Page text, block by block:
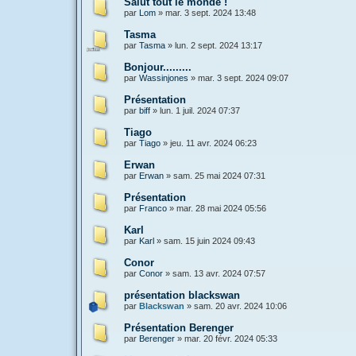
par Lom » mar. 3 sept. 2024 13:48
Tasma
par Tasma » lun. 2 sept. 2024 13:17
Bonjour.........
par Wassinjones » mar. 3 sept. 2024 09:07
Présentation
par biff » lun. 1 juil. 2024 07:37
Tiago
par Tiago » jeu. 11 avr. 2024 06:23
Erwan
par Erwan » sam. 25 mai 2024 07:31
Présentation
par Franco » mar. 28 mai 2024 05:56
Karl
par Karl » sam. 15 juin 2024 09:43
Conor
par Conor » sam. 13 avr. 2024 07:57
présentation blackswan
par Blackswan » sam. 20 avr. 2024 10:06
Présentation Berenger
par Berenger » mar. 20 févr. 2024 05:33